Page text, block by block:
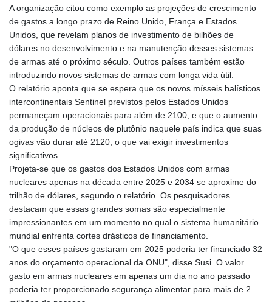
A organização citou como exemplo as projeções de crescimento
de gastos a longo prazo de Reino Unido, França e Estados
Unidos, que revelam planos de investimento de bilhões de
dólares no desenvolvimento e na manutenção desses sistemas
de armas até o próximo século. Outros países também estão
introduzindo novos sistemas de armas com longa vida útil.
O relatório aponta que se espera que os novos mísseis balísticos
intercontinentais Sentinel previstos pelos Estados Unidos
permaneçam operacionais para além de 2100, e que o aumento
da produção de núcleos de plutônio naquele país indica que suas
ogivas vão durar até 2120, o que vai exigir investimentos
significativos.
Projeta-se que os gastos dos Estados Unidos com armas
nucleares apenas na década entre 2025 e 2034 se aproxime do
trilhão de dólares, segundo o relatório. Os pesquisadores
destacam que essas grandes somas são especialmente
impressionantes em um momento no qual o sistema humanitário
mundial enfrenta cortes drásticos de financiamento.
"O que esses países gastaram em 2025 poderia ter financiado 32
anos do orçamento operacional da ONU", disse Susi. O valor
gasto em armas nucleares em apenas um dia no ano passado
poderia ter proporcionado segurança alimentar para mais de 2